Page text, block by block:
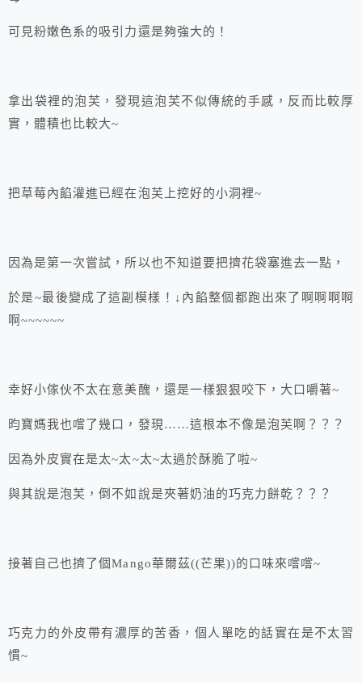
可見粉嫩色系的吸引力還是夠強大的！
拿出袋裡的泡芙，發現這泡芙不似傳統的手感，反而比較厚
實，體積也比較大~
把草莓內餡灌進已經在泡芙上挖好的小洞裡~
因為是第一次嘗試，所以也不知道要把擠花袋塞進去一點，
於是~最後變成了這副模樣！↓內餡整個都跑出來了啊啊啊啊
啊~~~~~~
幸好小傢伙不太在意美醜，還是一樣狠狠咬下，大口嚼著~
昀寶媽我也嚐了幾口，發現……這根本不像是泡芙啊？？？
因為外皮實在是太~太~太~太過於酥脆了啦~
與其說是泡芙，倒不如說是夾著奶油的巧克力餅乾？？？
接著自己也擠了個Mango華爾茲((芒果))的口味來嚐嚐~
巧克力的外皮帶有濃厚的苦香，個人單吃的話實在是不太習
慣~